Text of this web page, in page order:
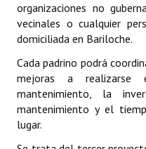
Organigrama
DOCUMENTOS
Informes de Gestión
Proyectos Presentados
Dictámenes Asesoría Letrada
organizaciones no
vecinales o cualquier
domiciliada en Bariloche.
Cada padrino podrá
mejoras a
mantenimiento, la
mantenimiento y el
lugar.